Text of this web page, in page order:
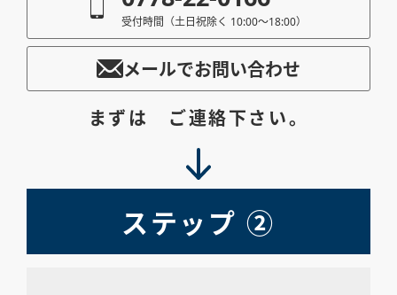
受付時間（土日祝除く 10:00〜18:00）
メールでお問い合わせ
まずは ご連絡下さい。
ステップ ②